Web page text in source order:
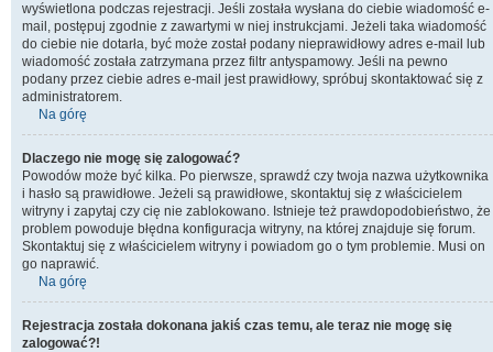
wyświetlona podczas rejestracji. Jeśli została wysłana do ciebie wiadomość e-
mail, postępuj zgodnie z zawartymi w niej instrukcjami. Jeżeli taka wiadomość
do ciebie nie dotarła, być może został podany nieprawidłowy adres e-mail lub
wiadomość została zatrzymana przez filtr antyspamowy. Jeśli na pewno
podany przez ciebie adres e-mail jest prawidłowy, spróbuj skontaktować się z
administratorem.
Na górę
Dlaczego nie mogę się zalogować?
Powodów może być kilka. Po pierwsze, sprawdź czy twoja nazwa użytkownika
i hasło są prawidłowe. Jeżeli są prawidłowe, skontaktuj się z właścicielem
witryny i zapytaj czy cię nie zablokowano. Istnieje też prawdopodobieństwo, że
problem powoduje błędna konfiguracja witryny, na której znajduje się forum.
Skontaktuj się z właścicielem witryny i powiadom go o tym problemie. Musi on
go naprawić.
Na górę
Rejestracja została dokonana jakiś czas temu, ale teraz nie mogę się
zalogować?!